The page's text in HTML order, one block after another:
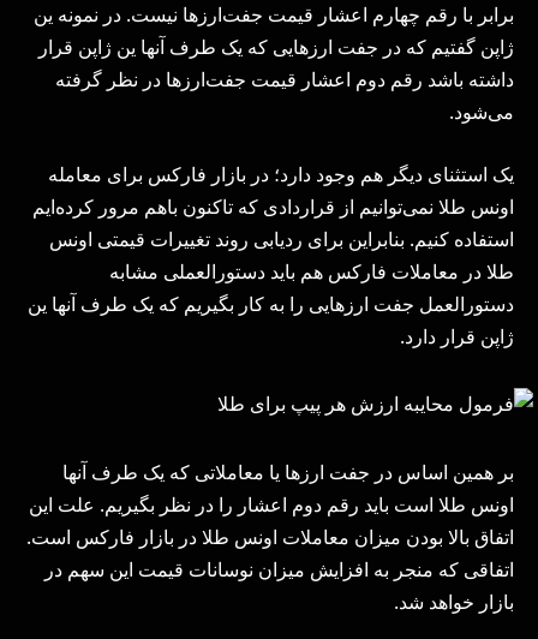
برابر با رقم چهارم اعشار قیمت جفت‌ارزها نیست. در نمونه ین
ژاپن گفتیم که در جفت ارزهایی که یک طرف آنها ین ژاپن قرار
داشته باشد رقم دوم اعشار قیمت جفت‌ارزها در نظر گرفته
می‌شود.
یک استثنای دیگر هم وجود دارد؛ در بازار فارکس برای معامله
اونس طلا نمی‌توانیم از قراردادی که تاکنون باهم مرور کرده‌ایم
استفاده کنیم. بنابراین برای ردیابی روند تغییرات قیمتی اونس
طلا در معاملات فارکس هم باید دستورالعملی مشابه
دستورالعمل جفت ارزهایی را به کار بگیریم که یک طرف آنها ین
ژاپن قرار دارد.
بر همین اساس در جفت ارزها یا معاملاتی که یک طرف آنها
اونس طلا است باید رقم دوم اعشار را در نظر بگیریم. علت این
اتفاق بالا بودن میزان معاملات اونس طلا در بازار فارکس است.
اتفاقی که منجر به افزایش میزان نوسانات قیمت این سهم در
بازار خواهد شد.